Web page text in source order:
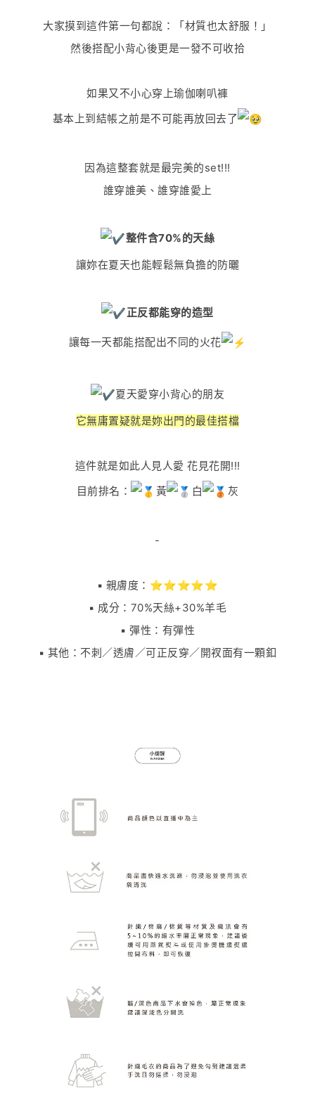
大家摸到這件第一句都說：「材質也太舒服！」
然後搭配小背心後更是一發不可收拾
如果又不小心穿上瑜伽喇叭褲
基本上到結帳之前是不可能再放回去了
因為這整套就是最完美的set!!!
誰穿誰美、誰穿誰愛上
整件含70%的天絲
讓妳在夏天也能輕鬆無負擔的防曬
正反都能穿的造型
讓每一天都能搭配出不同的火花
夏天愛穿小背心的朋友
它無庸置疑就是妳出門的最佳搭檔
這件就是如此人見人愛 花見花開!!!
目前排名：
黃 白 灰
-
▪️ 親膚度：⭐⭐⭐⭐⭐
▪️ 成分：70%天絲+30%羊毛
▪️ 彈性：有彈性
▪️ 其他：不刺／透膚／可正反穿／開衩面有一顆釦